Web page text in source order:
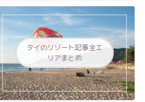
タイのリゾート記事全エ
リアまとめ